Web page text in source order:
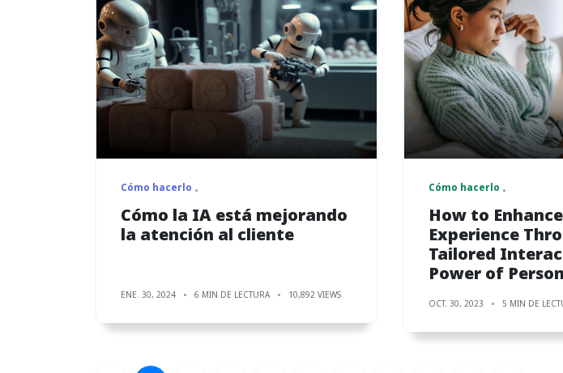
Cómo hacerlo
Cómo la IA está mejorando
la atención al cliente
ENE. 30, 2024 6 MIN DE LECTURA 10,892 VIEWS
Cómo hacerlo
How to
Experience
Tailored
Power of
OCT. 30, 2023 5 MIN DE